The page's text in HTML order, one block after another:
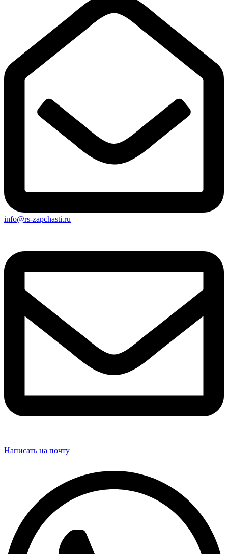
info@rs-zapchasti.ru
Написать на почту